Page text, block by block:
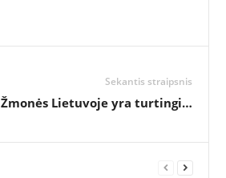
Sekantis straipsnis
Žmonės Lietuvoje yra turtingi…